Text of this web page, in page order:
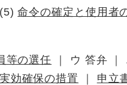
(5)命令の確定と使用者
等の選任 ｜ ウ 答弁 ｜
効確保の措置 申立